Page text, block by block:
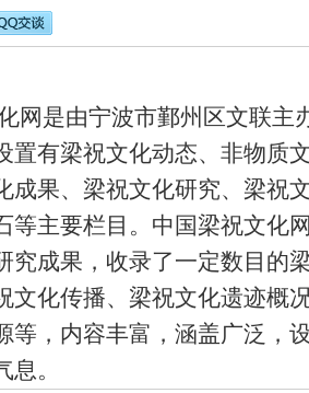
网是由宁波市鄞州区文联主
置有梁祝文化动态、非物质
成果、梁祝文化研究、梁祝
等主要栏目。中国梁祝文化
究成果，收录了一定数目的
文化传播、梁祝文化遗迹概
等，内容丰富，涵盖广泛，
。